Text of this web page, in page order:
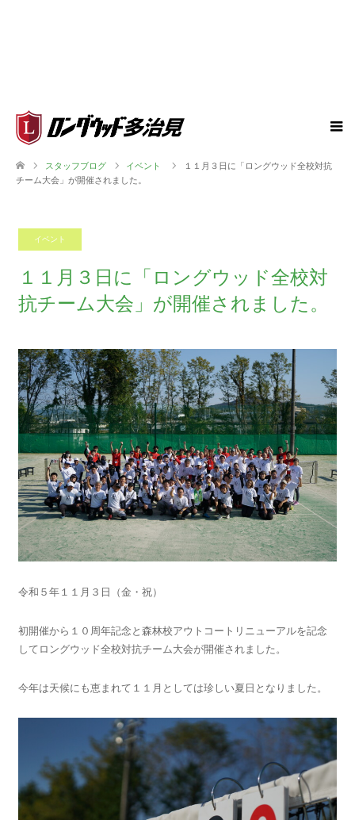
スタッフブログ イベント
１１月３日に「ロングウッド全校対抗
チーム大会」が開催されました。
イベント
１１月３日に「ロングウッド全校対
抗チーム大会」が開催されました。
令和５年１１月３日（金・祝）
初開催から１０周年記念と森林校アウトコートリニューアルを記念
してロングウッド全校対抗チーム大会が開催されました。
今年は天候にも恵まれて１１月としては珍しい夏日となりました。